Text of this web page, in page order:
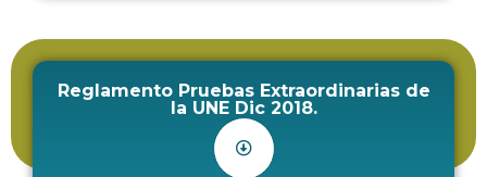
Reglamento Pruebas Extraordinarias de
la UNE Dic 2018.